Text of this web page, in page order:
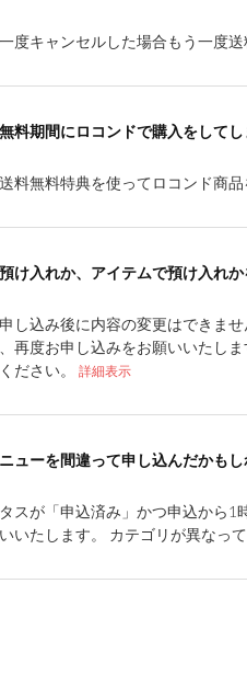
度キャンセルした場合もう一度
料期間にロコンドで購入をして
料無料特典を使ってロコンド商
け入れか、アイテムで預け入れ
し込み後に内容の変更はできま
再度お申し込みをお願いいたし
ださい。 詳細表示
ューを間違って申し込んだかも
スが「申込済み」かつ申込から
いたします。 カテゴリが異なっ